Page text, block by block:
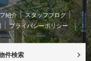
紹介
スタッフブログ
プライバシーポリシー
件検索